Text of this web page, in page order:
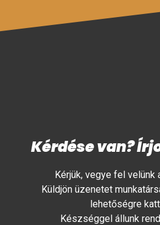
Kérdése van?
Kérjük, vegye fel velünk
Küldjön üzenetet
lehetőségre
Készséggel állunk